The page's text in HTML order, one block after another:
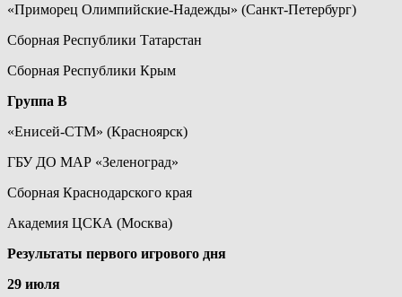
«Приморец Олимпийские-Надежды» (Санкт-Петербург)
Сборная Республики Татарстан
Сборная Республики Крым
Группа В
«Енисей-СТМ» (Красноярск)
ГБУ ДО МАР «Зеленоград»
Сборная Краснодарского края
Академия ЦСКА (Москва)
Результаты первого игрового дня
29 июля